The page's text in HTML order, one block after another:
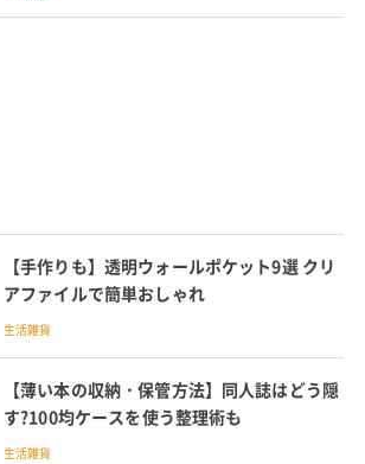
【手作りも】透明ウォールポケット9選 クリ
アファイルで簡単おしゃれ
生活雑貨
【薄い本の収納・保管方法】同人誌はどう隠
す?100均ケースを使う整理術も
生活雑貨